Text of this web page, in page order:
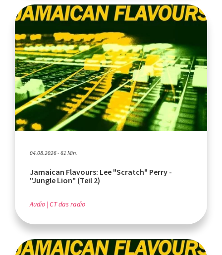
04.08.2026 - 61 Min.
Jamaican Flavours: Lee "Scratch" Perry -
"Jungle Lion" (Teil 2)
Audio CT das radio